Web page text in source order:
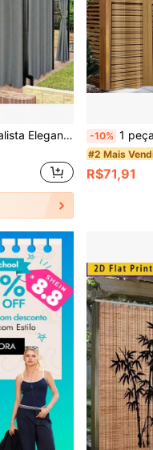
Cortina Externa Minimalista Elegante de Cor Sólida
-10% 1 peça/2 peças Cortina de Janela Externa
#2 Mais
R$71,91